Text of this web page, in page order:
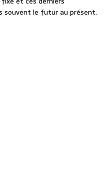
souvent le futur au présent.